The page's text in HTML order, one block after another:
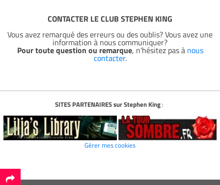
CONTACTER LE CLUB STEPHEN KING
Vous avez remarqué des erreurs ou des oublis? Vous avez une
information à nous communiquer?
Pour toute question ou remarque, n'hésitez pas à nous
contacter.
SITES PARTENAIRES sur Stephen King:
Gérer mes cookies